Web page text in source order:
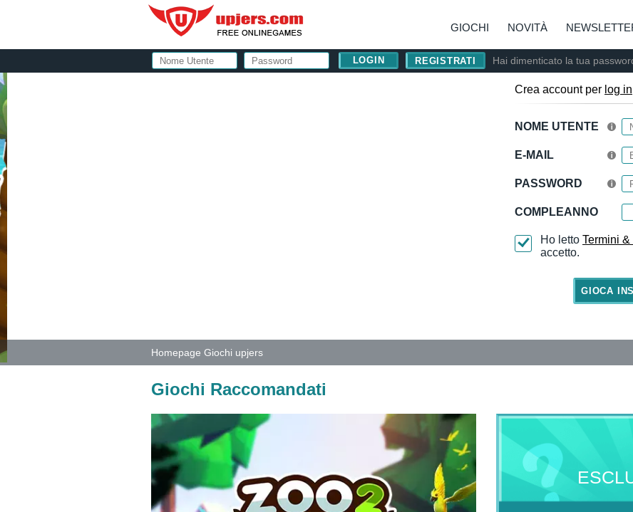
GIOCHI NOVITÀ
REGISTRATI Hai dimenticato la tua
Crea account per log in
NOME UTENTE
E-MAIL
PASSWORD
COMPLEANNO
Ho letto Termini
accetto.
Homepage Giochi upjers
Giochi Raccomandati